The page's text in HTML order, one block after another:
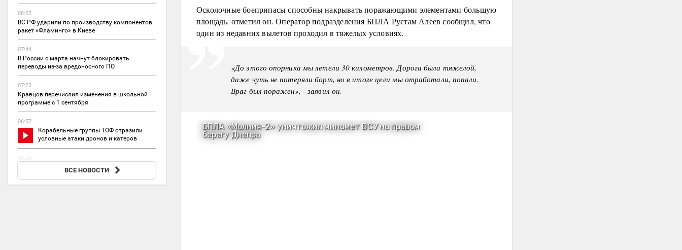
08:05
ВС РФ ударили по производству компонентов
ракет «Фламинго» в Киеве
07:44
В России с марта начнут блокировать
переводы из-за вредоносного ПО
07:23
Кравцов перечислил изменения в школьной
программе с 1 сентября
06:57
Корабельные группы ТОФ отразили
условные атаки дронов и катеров
Bloomberg: США вынудили Украину отказаться
ВСЕ НОВОСТИ
Осколочные боеприпасы способны накрывать поражающими элементами большую
площадь, отметил он. Оператор подразделения БПЛА Рустам Алеев сообщил, что
один из недавних вылетов проходил в тяжелых условиях.
«До этого опорника мы летели 30 километров. Дорога была тяжелой,
даже чуть не потеряли борт, но в итоге цели мы отработали, попали.
Враг был поражен», - заявил он.